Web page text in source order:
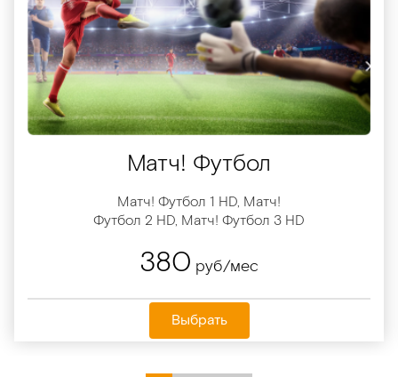
Матч! Футбол
Матч! Футбол 1 HD, Матч!
Футбол 2 HD, Матч! Футбол 3 HD
380 руб/мес
Выбрать